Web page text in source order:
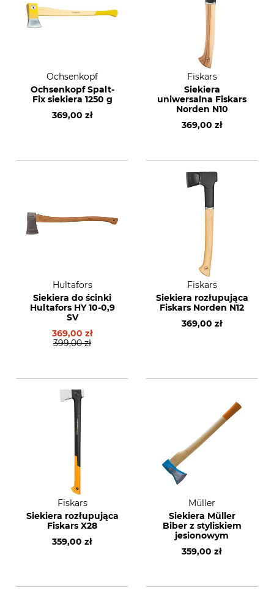
Ochsenkopf
Ochsenkopf Spalt-
Fix siekiera 1250 g
369,00 zł
Fiskars
Siekiera
uniwersalna Fiskars
Norden N10
369,00 zł
Hultafors
Siekiera do ścinki
Hultafors HY 10-0,9
SV
369,00 zł
399,00 zł
Fiskars
Siekiera rozłupująca
Fiskars Norden N12
369,00 zł
Fiskars
Siekiera rozłupująca
Fiskars X28
359,00 zł
Müller
Siekiera Müller
Biber z styliskiem
jesionowym
359,00 zł